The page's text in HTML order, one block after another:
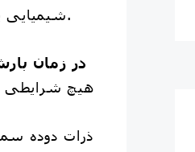
شیمیایی پوست و آسیب جدی به ریه‌ها شود.
در زمان
هیچ شرایطی